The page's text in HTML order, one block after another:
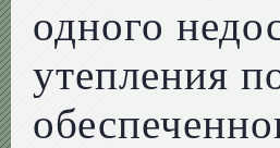
одного
утепления